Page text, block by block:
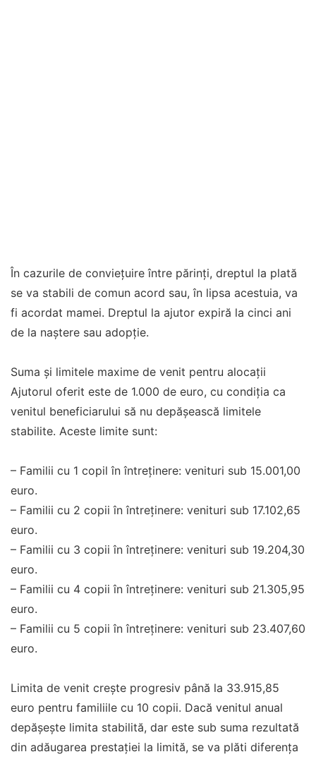
În cazurile de conviețuire între părinți, dreptul la plată
se va stabili de comun acord sau, în lipsa acestuia, va
fi acordat mamei. Dreptul la ajutor expiră la cinci ani
de la naștere sau adopție.
Suma și limitele maxime de venit pentru alocaţii
Ajutorul oferit este de 1.000 de euro, cu condiția ca
venitul beneficiarului să nu depășească limitele
stabilite. Aceste limite sunt:
– Familii cu 1 copil în întreținere: venituri sub 15.001,00
euro.
– Familii cu 2 copii în întreținere: venituri sub 17.102,65
euro.
– Familii cu 3 copii în întreținere: venituri sub 19.204,30
euro.
– Familii cu 4 copii în întreținere: venituri sub 21.305,95
euro.
– Familii cu 5 copii în întreținere: venituri sub 23.407,60
euro.
Limita de venit crește progresiv până la 33.915,85
euro pentru familiile cu 10 copii. Dacă venitul anual
depășește limita stabilită, dar este sub suma rezultată
din adăugarea prestației la limită, se va plăti diferența